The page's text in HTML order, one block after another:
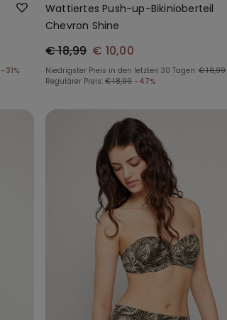
-31%
Wattiertes Push-up-Bikinioberteil
Chevron Shine
€ 18,99 € 10,00
Niedrigster Preis in den letzten 30 Tagen: € 18,99
Regulärer Preis: € 18,99 -47%